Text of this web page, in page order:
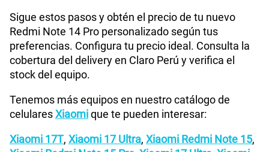
Sigue estos pasos y obtén el precio de tu nuevo
Redmi Note 14 Pro personalizado según tus
preferencias. Configura tu precio ideal. Consulta la
cobertura del delivery en Claro Perú y verifica el
stock del equipo.
Tenemos más equipos en nuestro catálogo de
celularesXiaomique te pueden interesar:
Xiaomi 17T, Xiaomi 17 Ultra, Xiaomi Redmi Note 15,